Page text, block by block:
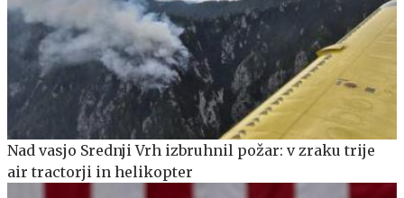
Nad vasjo Srednji Vrh izbruhnil požar: v zraku trije
air tractorji in helikopter